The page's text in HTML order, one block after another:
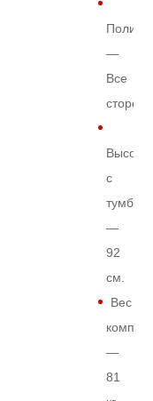
—
Все
Высота
с
тумбой
—
92
см.
Вес
—
81